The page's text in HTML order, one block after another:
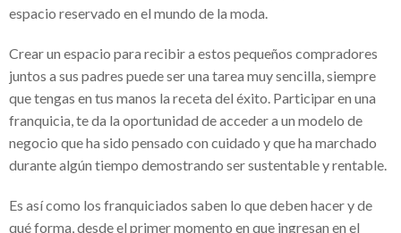
Fundación Sonigas apoya a los más
necesitados en medio de la pandemia
Alba Elvira Lorenzana y su hambre de ser
El uso de VPN en tiempos de pandemia
espacio reservado en el mundo de la moda.
Crear un espacio para recibir a estos pequeños compradores
juntos a sus padres puede ser una tarea muy sencilla, siempre
que tengas en tus manos la receta del éxito. Participar en una
franquicia, te da la oportunidad de acceder a un modelo de
negocio que ha sido pensado con cuidado y que ha marchado
durante algún tiempo demostrando ser sustentable y rentable.
Es así como los franquiciados saben lo que deben hacer y de
qué forma, desde el primer momento en que ingresan en el